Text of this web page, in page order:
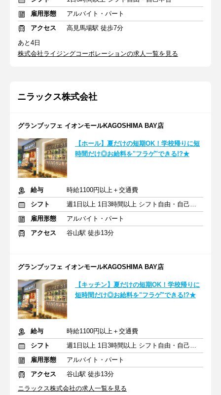
雇用形態
アルバイト・パート
アクセス
高見馬場駅 徒歩7分
あと4日
株式会社ライジングコーポレーションの求人一覧を見る
ニラックス株式会社
グランブッフェ イオンモールKAGOSHIMA BAY店
【ホール】夏だけの短期OK！学校帰りに短
時間だけ◎お給料を"フラゲ"できる!?★
給与
時給1100円以上＋交通費
シフト
週1日以上 1日3時間以上 シフト自由・自己申告
雇用形態
アルバイト・パート
アクセス
谷山駅 徒歩13分
グランブッフェ イオンモールKAGOSHIMA BAY店
【キッチン】夏だけの短期OK！学校帰りに
短時間だけ◎お給料を"フラゲ"できる!?★
給与
時給1100円以上＋交通費
シフト
週1日以上 1日3時間以上 シフト自由・自己申告
雇用形態
アルバイト・パート
アクセス
谷山駅 徒歩13分
ニラックス株式会社の求人一覧を見る